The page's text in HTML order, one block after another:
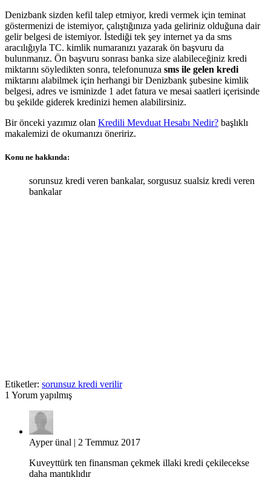
Denizbank sizden kefil talep etmiyor, kredi vermek için teminat
göstermenizi de istemiyor, çalıştığınıza yada geliriniz olduğuna dair
gelir belgesi de istemiyor. İstediği tek şey internet ya da sms
aracılığıyla TC. kimlik numaranızı yazarak ön başvuru da
bulunmanız. Ön başvuru sonrası banka size alabileceğiniz kredi
miktarını söyledikten sonra, telefonunuza sms ile gelen kredi
miktarını alabilmek için herhangi bir Denizbank şubesine kimlik
belgesi, adres ve isminizde 1 adet fatura ve mesai saatleri içerisinde
bu şekilde giderek kredinizi hemen alabilirsiniz.
Bir önceki yazımız olan Kredili Mevduat Hesabı Nedir? başlıklı
makalemizi de okumanızı öneririz.
Konu ne hakkında:
sorunsuz kredi veren bankalar, sorgusuz sualsiz kredi veren
bankalar
Etiketler: sorunsuz kredi verilir
1 Yorum yapılmış
Ayper ünal | 2 Temmuz 2017
Kuveyttürk ten finansman çekmek illaki kredi çekilecekse
daha mantıklıdır